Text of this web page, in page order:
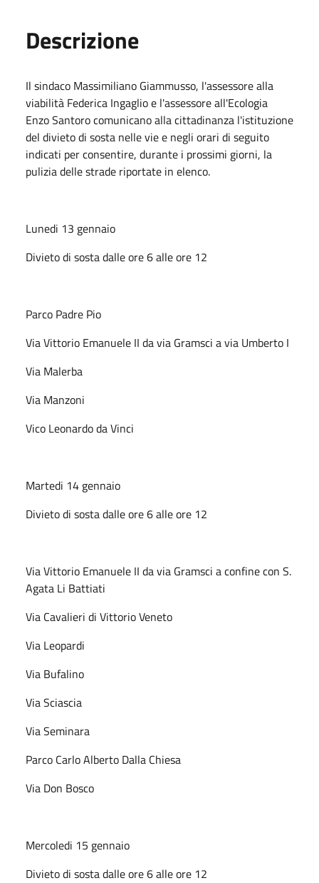
Descrizione
Il sindaco Massimiliano Giammusso, l'assessore alla
viabilità Federica Ingaglio e l'assessore all'Ecologia
Enzo Santoro comunicano alla cittadinanza l'istituzione
del divieto di sosta nelle vie e negli orari di seguito
indicati per consentire, durante i prossimi giorni, la
pulizia delle strade riportate in elenco.
Lunedi 13 gennaio
Divieto di sosta dalle ore 6 alle ore 12
Parco Padre Pio
Via Vittorio Emanuele II da via Gramsci a via Umberto I
Via Malerba
Via Manzoni
Vico Leonardo da Vinci
Martedi 14 gennaio
Divieto di sosta dalle ore 6 alle ore 12
Via Vittorio Emanuele II da via Gramsci a confine con S.
Agata Li Battiati
Via Cavalieri di Vittorio Veneto
Via Leopardi
Via Bufalino
Via Sciascia
Via Seminara
Parco Carlo Alberto Dalla Chiesa
Via Don Bosco
Mercoledi 15 gennaio
Divieto di sosta dalle ore 6 alle ore 12